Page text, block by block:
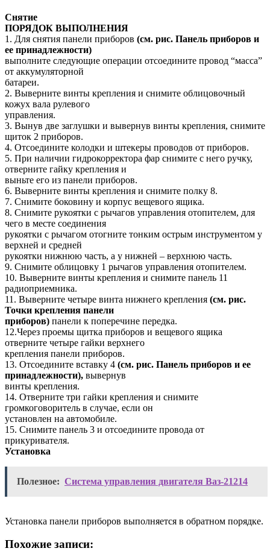
Снятие
ПОРЯДОК ВЫПОЛНЕНИЯ
1. Для снятия панели приборов (см. рис. Панель приборов и
ее принадлежности)
выполните следующие операции отсоедините провод “масса”
от аккумуляторной
батареи.
2. Выверните винты крепления и снимите облицовочный
кожух вала рулевого
управления.
3. Вынув две заглушки и вывернув винты крепления, снимите
щиток 2 приборов.
4. Отсоедините колодки и штекеры проводов от приборов.
5. При наличии гидрокорректора фар снимите с него ручку,
отверните гайку крепления и
выньте его из панели приборов.
6. Выверните винты крепления и снимите полку 8.
7. Снимите боковину и корпус вещевого ящика.
8. Снимите рукоятки с рычагов управления отопителем, для
чего в месте соединения
рукоятки с рычагом отогните тонким острым инструментом у
верхней и средней
рукоятки нижнюю часть, а у нижней – верхнюю часть.
9. Снимите облицовку 1 рычагов управления отопителем.
10. Выверните винты крепления и снимите панель 11
радиоприемника.
11. Выверните четыре винта нижнего крепления (см. рис.
Точки крепления панели
приборов) панели к поперечине передка.
12.Через проемы щитка приборов и вещевого ящика
отверните четыре гайки верхнего
крепления панели приборов.
13. Отсоедините вставку 4 (см. рис. Панель приборов и ее
принадлежности), вывернув
винты крепления.
14. Отверните три гайки крепления и снимите
громкоговоритель в случае, если он
установлен на автомобиле.
15. Снимите панель 3 и отсоедините провода от
прикуривателя.
Установка
Полезное: Система управления двигателя Ваз-21214
Установка панели приборов выполняется в обратном порядке.
Похожие записи: